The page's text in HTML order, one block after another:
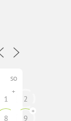
SO
1
+
2
8 9
+